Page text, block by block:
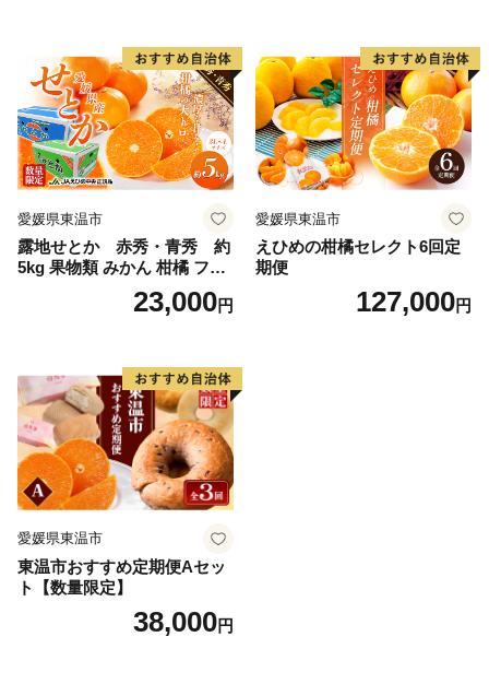
愛媛県東温市
露地せとか 赤秀・青秀 約
5kg 果物類 みかん 柑橘 フル
ーツ 食後 デザート ジューシ
ー 甘い コク 香り 国産 愛媛
23,000円
愛媛県東温市
えひめの柑橘セレクト6回定
期便
127,000円
愛媛県東温市
東温市おすすめ定期便Aセッ
ト【数量限定】
38,000円